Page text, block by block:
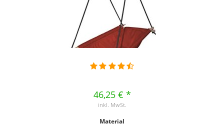
46,25 € *
inkl. MwSt.
Material